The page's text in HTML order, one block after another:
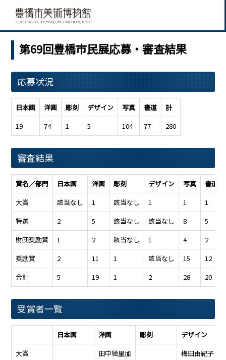
第69回豊橋市民展応募・審査結果
応募状況
日本画 洋画 彫刻 デザイン 写真 書道
計
19
74 1 5 104 77 280
審査結果
賞名／部門 日本画 洋画 彫刻 デザイン 写真
書道
大賞
該当なし 1 該当なし 1 1
1
特選
2 5 該当なし 該当なし 8
5
財団奨励賞
1 2 該当なし 1 4
2
奨励賞
2 11 1 該当なし 15
12
合計
5 19 1 2 28 20
受賞者一覧
日本画 洋画 彫刻 デザイン
大賞
田中絵里加 梅田由紀子